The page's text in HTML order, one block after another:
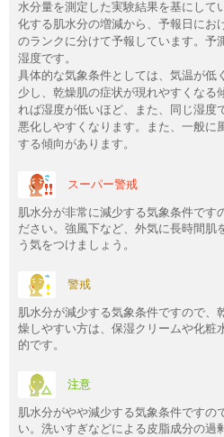
水分量を測定した実験結果を基にして
化する肌水分の増減から、予報日にお
のランクに分けて予報しています。予
湿度です。
具体的な気象条件としては、気温が低
少し、乾燥肌の症状が現れやすくなる
れば湿度が低いほど、また、同じ湿度
悪化しやすくなります。また、一般に
する傾向があります。
スーパー警戒
肌水分が非常に減少する気象条件です
ださい。強風下など、外気に長時間肌
う気をつけましょう。
警戒
肌水分が減少する気象条件ですので、
燥しやすい方は、保湿クリームや化粧
的です。
注意
肌水分がやや減少する気象条件ですの
い。洗いすぎなどによる皮脂成分の過